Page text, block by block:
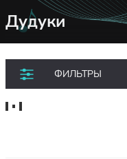
Дудуки
ФИЛЬТРЫ